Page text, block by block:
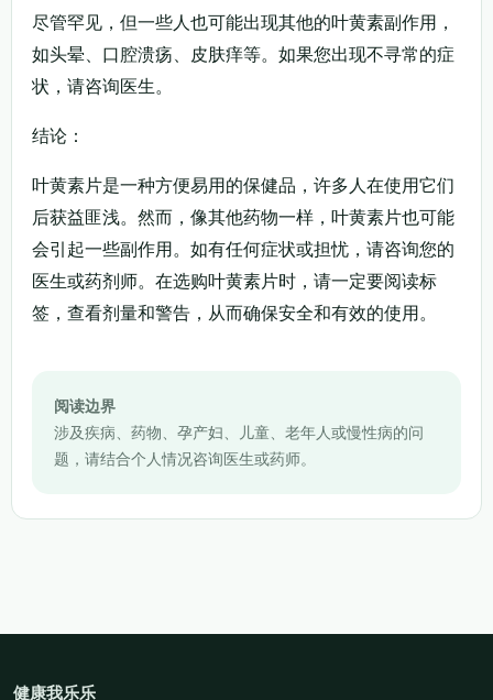
尽管罕见，但一些人也可能出现其他的叶黄素副作用，
如头晕、口腔溃疡、皮肤痒等。如果您出现不寻常的症
状，请咨询医生。
结论：
叶黄素片是一种方便易用的保健品，许多人在使用它们
后获益匪浅。然而，像其他药物一样，叶黄素片也可能
会引起一些副作用。如有任何症状或担忧，请咨询您的
医生或药剂师。在选购叶黄素片时，请一定要阅读标
签，查看剂量和警告，从而确保安全和有效的使用。
阅读边界
涉及疾病、药物、孕产妇、儿童、老年人或慢性病的问
题，请结合个人情况咨询医生或药师。
健康我乐乐